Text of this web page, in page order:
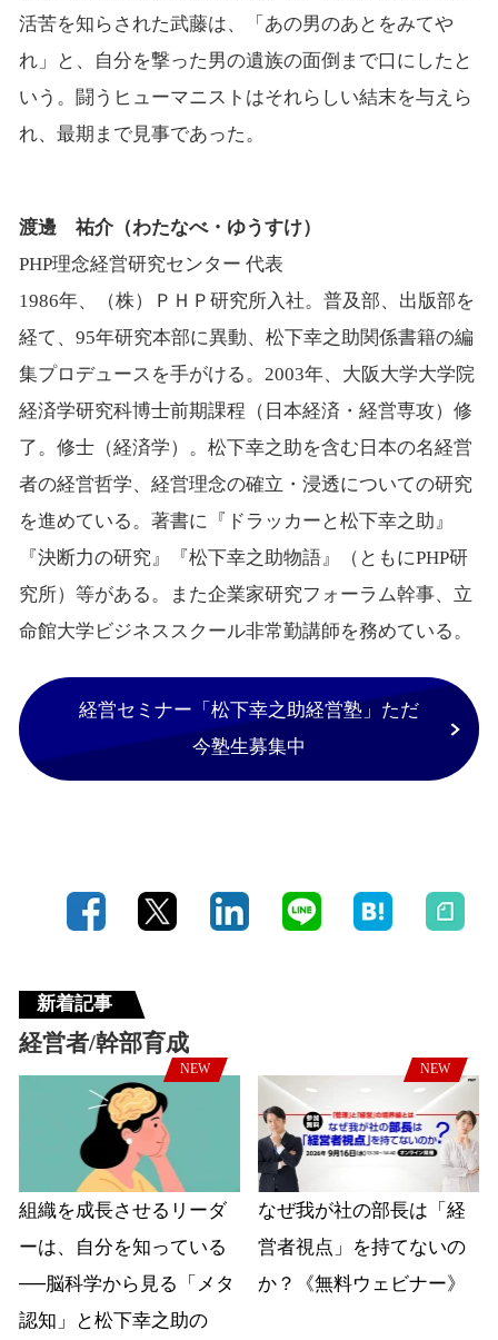
活苦を知らされた武藤は、「あの男のあとをみてや
れ」と、自分を撃った男の遺族の面倒まで口にしたと
いう。闘うヒューマニストはそれらしい結末を与えら
れ、最期まで見事であった。
渡邊 祐介（わたなべ・ゆうすけ）
PHP理念経営研究センター 代表
1986年、（株）ＰＨＰ研究所入社。普及部、出版部を
経て、95年研究本部に異動、松下幸之助関係書籍の編
集プロデュースを手がける。2003年、大阪大学大学院
経済学研究科博士前期課程（日本経済・経営専攻）修
了。修士（経済学）。松下幸之助を含む日本の名経営
者の経営哲学、経営理念の確立・浸透についての研究
を進めている。著書に『ドラッカーと松下幸之助』
『決断力の研究』『松下幸之助物語』（ともにPHP研
究所）等がある。また企業家研究フォーラム幹事、立
命館大学ビジネススクール非常勤講師を務めている。
経営セミナー「松下幸之助経営塾」ただ
今塾生募集中
新着記事
経営者/幹部育成
NEW
組織を成長させるリーダ
ーは、自分を知っている
──脳科学から見る「メタ
認知」と松下幸之助の
NEW
なぜ我が社の部長は「経
営者視点」を持てないの
か？《無料ウェビナー》